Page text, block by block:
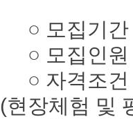
○ 모집기간
○ 모집인원
○ 자격조건 :
(현장체험 및